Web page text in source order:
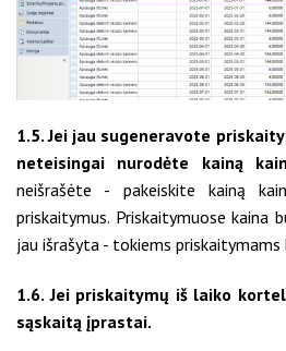
1.5. Jei jau sugeneravote
neteisingai nurodėte kainą
neišrašėte - pakeiskite kainą
priskaitymus. Priskaitymuose kaina
jau išrašyta - tokiems
1.6. Jei priskaitymų iš laiko
sąskaitą įprastai.